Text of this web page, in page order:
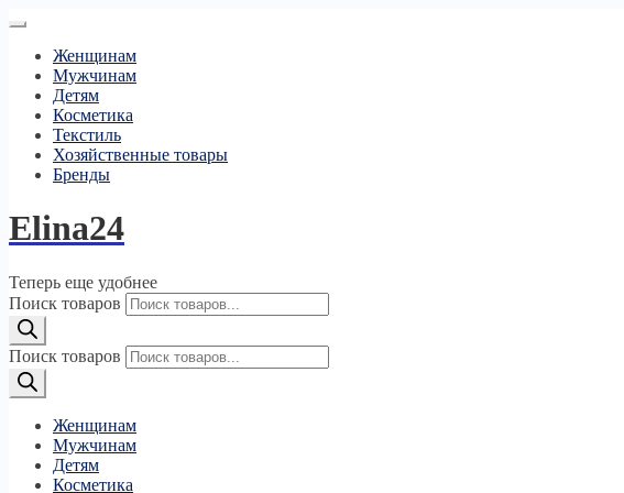
Женщинам
Мужчинам
Детям
Косметика
Текстиль
Хозяйственные товары
Бренды
Elina24
Теперь еще удобнее
Поиск товаров
Поиск товаров
Женщинам
Мужчинам
Детям
Косметика